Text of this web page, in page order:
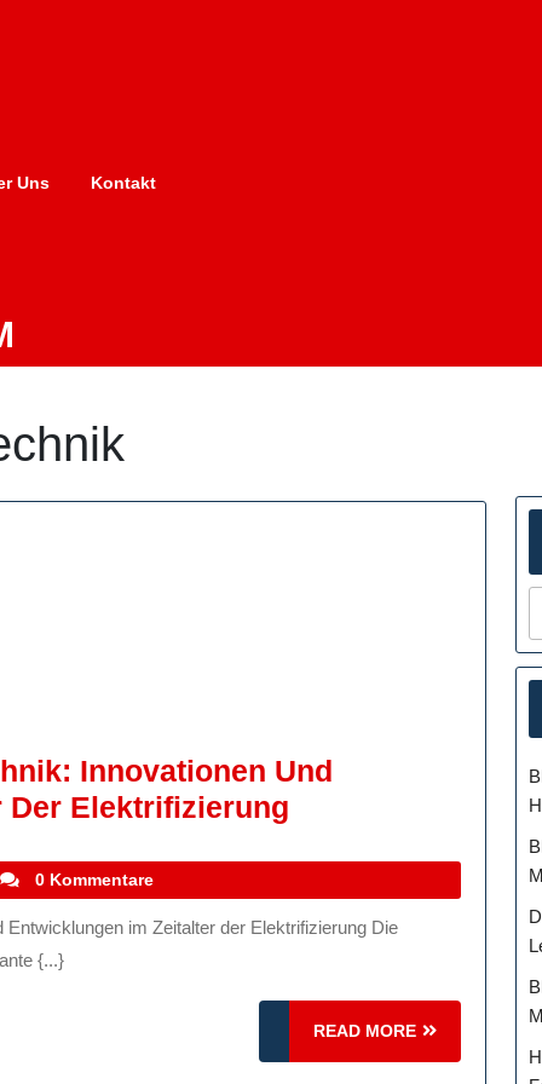
Uns Kontakt
Innovationen Und
Der Elektrifizierung
Elektrotechnik:
Entwicklungen
Im
stefanocoletti
0 Kommentare
{...}
READ MORE
READ
MORE